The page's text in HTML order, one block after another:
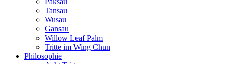
Tansau
Wusau
Gansau
Willow Leaf Palm
Tritte im Wing Chun
Philosophie